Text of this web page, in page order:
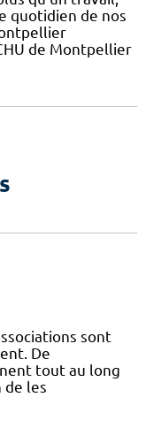
quotidien de nos
de Montpellier
sont
De
tout au long
de les